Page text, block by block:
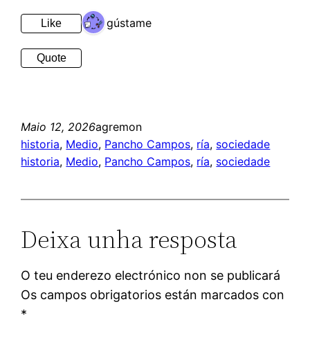
Like 1 gústame
Quote
Maio 12, 2026agremon
historia, Medio, Pancho Campos, ría, sociedade
historia, Medio, Pancho Campos, ría, sociedade
Deixa unha resposta
O teu enderezo electrónico non se publicará
Os campos obrigatorios están marcados con
*